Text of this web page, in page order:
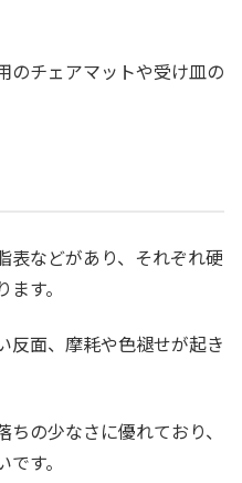
のチェアマットや受け皿の
表などがあり、それぞれ硬
す。
反面、摩耗や色褪せが起き
の少なさに優れており、
す。